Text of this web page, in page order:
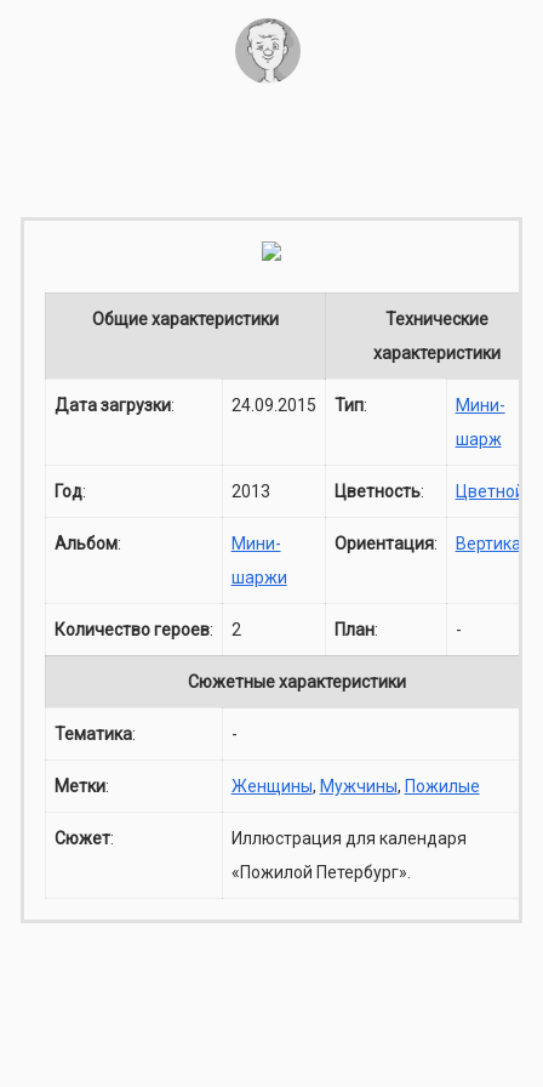
Общие характеристики
Технические
характеристики
Дата загрузки: 24.09.2015 Тип:
Мини-
шарж
Год: 2013 Цветность: Цветной
Альбом:
Мини-
шаржи
Ориентация: Вертикаль
Количество героев: 2 План: -
Сюжетные характеристики
Тематика: -
Метки: Женщины, Мужчины, Пожилые
Сюжет:
Иллюстрация для календаря
«Пожилой Петербург».